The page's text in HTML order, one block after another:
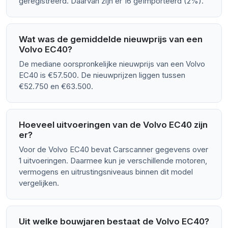
Wat was de gemiddelde nieuwprijs van een
Volvo EC40?
De mediane oorspronkelijke nieuwprijs van een Volvo
EC40 is €57.500. De nieuwprijzen liggen tussen
€52.750 en €63.500.
Hoeveel uitvoeringen van de Volvo EC40 zijn
er?
Voor de Volvo EC40 bevat Carscanner gegevens over
1 uitvoeringen. Daarmee kun je verschillende motoren,
vermogens en uitrustingsniveaus binnen dit model
vergelijken.
Uit welke bouwjaren bestaat de Volvo EC40?